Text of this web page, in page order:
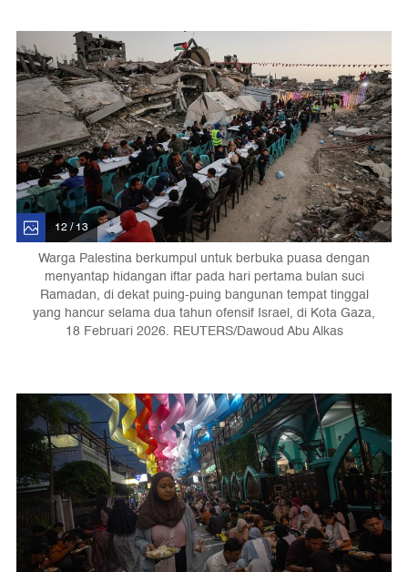
12 / 13
Warga Palestina berkumpul untuk berbuka puasa dengan
menyantap hidangan iftar pada hari pertama bulan suci
Ramadan, di dekat puing-puing bangunan tempat tinggal
yang hancur selama dua tahun ofensif Israel, di Kota Gaza,
18 Februari 2026. REUTERS/Dawoud Abu Alkas